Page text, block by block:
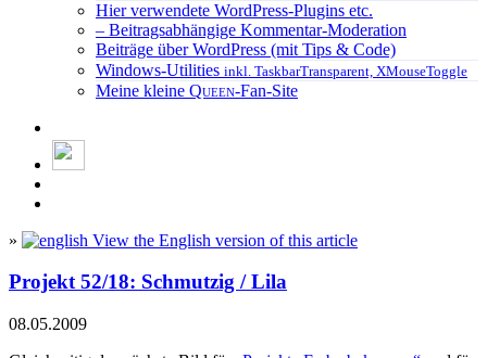
Hier verwendete WordPress-Plugins etc.
– Beitragsabhängige Kommentar-Moderation
Beiträge über WordPress (mit Tips & Code)
Windows-Utilities inkl. TaskbarTransparent, XMouseToggle
Meine kleine Queen-Fan-Site
» View the English version of this article
Projekt 52/18: Schmutzig / Lila
08.05.2009